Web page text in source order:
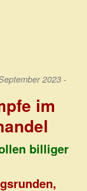
2023 -
im
billiger